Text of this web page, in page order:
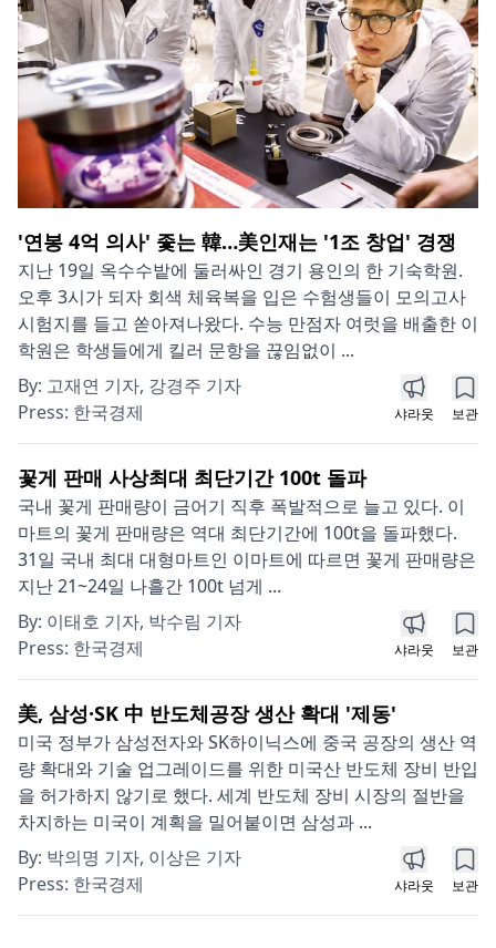
'연봉 4억 의사' 좇는 韓…美인재는 '1조 창업' 경쟁
지난 19일 옥수수밭에 둘러싸인 경기 용인의 한 기숙학원.
오후 3시가 되자 회색 체육복을 입은 수험생들이 모의고사
시험지를 들고 쏟아져나왔다. 수능 만점자 여럿을 배출한 이
학원은 학생들에게 킬러 문항을 끊임없이 ...
By: 고재연 기자, 강경주 기자
Press: 한국경제 샤라웃 보관
꽃게 판매 사상최대 최단기간 100t 돌파
국내 꽃게 판매량이 금어기 직후 폭발적으로 늘고 있다. 이
마트의 꽃게 판매량은 역대 최단기간에 100t을 돌파했다.
31일 국내 최대 대형마트인 이마트에 따르면 꽃게 판매량은
지난 21~24일 나흘간 100t 넘게 ...
By: 이태호 기자, 박수림 기자
Press: 한국경제 샤라웃 보관
美, 삼성·SK 中 반도체공장 생산 확대 '제동'
미국 정부가 삼성전자와 SK하이닉스에 중국 공장의 생산 역
량 확대와 기술 업그레이드를 위한 미국산 반도체 장비 반입
을 허가하지 않기로 했다. 세계 반도체 장비 시장의 절반을
차지하는 미국이 계획을 밀어붙이면 삼성과 ...
By: 박의명 기자, 이상은 기자
Press: 한국경제 샤라웃 보관